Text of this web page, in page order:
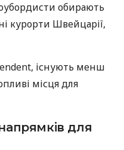
обирають
курорти Швейцарії,
існують менш
місця для
для